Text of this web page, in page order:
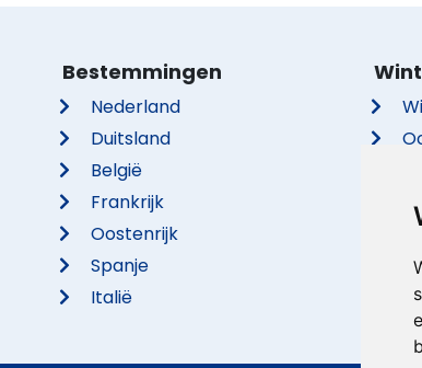
Bestemmingen
Nederland
Duitsland
België
Frankrijk
Oostenrijk
Spanje
Italië